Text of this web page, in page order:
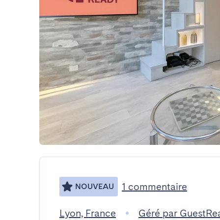
NOUVEAU 1 commentaire
Lyon, France Géré par